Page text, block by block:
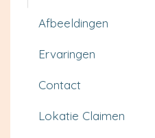
Afbeeldingen
Ervaringen
Contact
Lokatie Claimen